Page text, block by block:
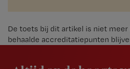
De toets bij dit artikel is niet meer
behaalde accreditatiepunten